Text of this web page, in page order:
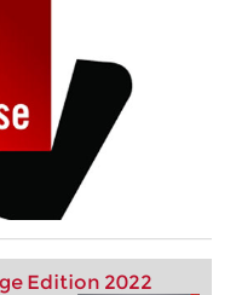
Edition 2022